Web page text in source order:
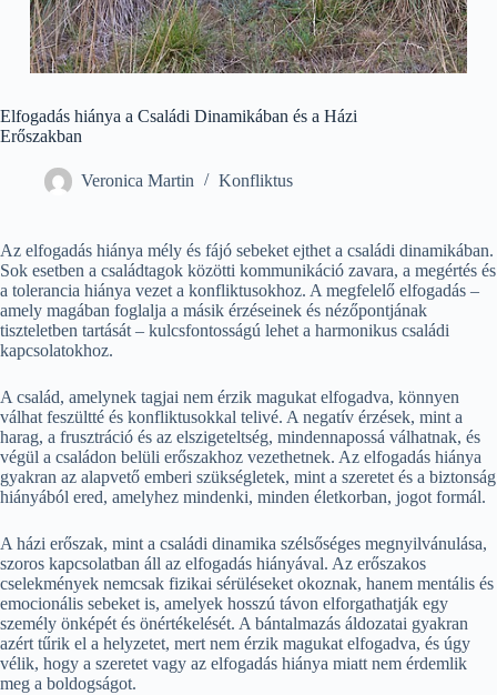
Elfogadás hiánya a Családi Dinamikában és a Házi
Erőszakban
Veronica Martin Konfliktus
Az elfogadás hiánya mély és fájó sebeket ejthet a családi dinamikában.
Sok esetben a családtagok közötti kommunikáció zavara, a megértés és
a tolerancia hiánya vezet a konfliktusokhoz. A megfelelő elfogadás –
amely magában foglalja a másik érzéseinek és nézőpontjának
tiszteletben tartását – kulcsfontosságú lehet a harmonikus családi
kapcsolatokhoz.
A család, amelynek tagjai nem érzik magukat elfogadva, könnyen
válhat feszültté és konfliktusokkal telivé. A negatív érzések, mint a
harag, a frusztráció és az elszigeteltség, mindennapossá válhatnak, és
végül a családon belüli erőszakhoz vezethetnek. Az elfogadás hiánya
gyakran az alapvető emberi szükségletek, mint a szeretet és a biztonság
hiányából ered, amelyhez mindenki, minden életkorban, jogot formál.
A házi erőszak, mint a családi dinamika szélsőséges megnyilvánulása,
szoros kapcsolatban áll az elfogadás hiányával. Az erőszakos
cselekmények nemcsak fizikai sérüléseket okoznak, hanem mentális és
emocionális sebeket is, amelyek hosszú távon elforgathatják egy
személy önképét és önértékelését. A bántalmazás áldozatai gyakran
azért tűrik el a helyzetet, mert nem érzik magukat elfogadva, és úgy
vélik, hogy a szeretet vagy az elfogadás hiánya miatt nem érdemlik
meg a boldogságot.